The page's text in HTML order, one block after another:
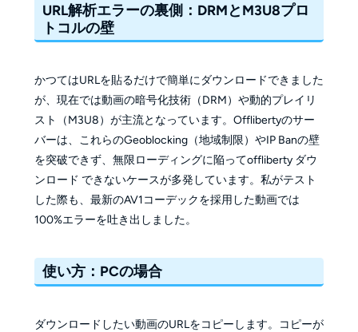
URL解析エラーの裏側：DRMとM3U8プロ
トコルの壁
かつてはURLを貼るだけで簡単にダウンロードできました
が、現在では動画の暗号化技術（DRM）や動的プレイリ
スト（M3U8）が主流となっています。Offlibertyのサー
バーは、これらのGeoblocking（地域制限）やIP Banの壁
を突破できず、無限ローディングに陥ってoffliberty ダウ
ンロード できないケースが多発しています。私がテスト
した際も、最新のAV1コーデックを採用した動画では
100%エラーを吐き出しました。
使い方：PCの場合
ダウンロードしたい動画のURLをコピーします。コピーが